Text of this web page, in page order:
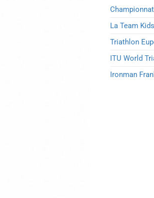
La Team
Triathlon
ITU World
Ironman